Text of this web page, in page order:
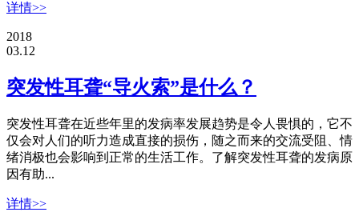
详情>>
2018
03.12
突发性耳聋“导火索”是什么？
突发性耳聋在近些年里的发病率发展趋势是令人畏惧的，它不
仅会对人们的听力造成直接的损伤，随之而来的交流受阻、情
绪消极也会影响到正常的生活工作。了解突发性耳聋的发病原
因有助...
详情>>